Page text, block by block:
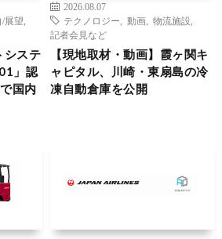
/展望
システ
」認
国内
2026.08.07
テクノロジー
動画 物流施設
記者会見など
【現地取材・動画】霞ヶ関キ
ャピタル、川崎・東扇島の冷
凍自動倉庫を公開